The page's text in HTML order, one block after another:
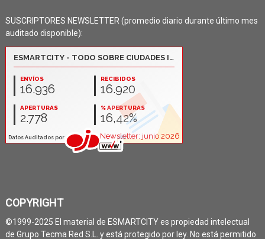
SUSCRIPTORES NEWSLETTER (promedio diario durante último mes
auditado disponible):
COPYRIGHT
©1999-2025 El material de ESMARTCITY es propiedad intelectual
de Grupo Tecma Red S.L. y está protegido por ley. No está permitido